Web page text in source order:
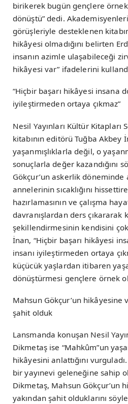
birikerek bugün gençlere
dönüştü” dedi.
görüşleriyle desteklenen
hikâyesi olmadığını belirten
insanın azimle ulaşabileceği
hikâyesi var” ifadelerini
“Hiçbir başarı hikâyesi insana
iyileştirmeden ortaya çıkmaz”
Nesil Yayınları Kültür Kitapları
kitabının editörü Tuğba Akbey
yaşanmışlıklarla değil, o
sonuçlarla değer kazandığını
Gökçur’un askerlik döneminde
annelerinin sıcaklığını
hazırlamasının ve çalışma
davranışlardan ders çıkararak
şekillendirmesinin kendisini
İnan, “Hiçbir başarı hikâyesi
insanı iyileştirmeden ortaya
küçücük yaşlardan itibaren
dönüştürmesi gençlere örnek
Mahsun Gökçur’un hikâyesine
şahit olduk
Lansmanda konuşan Nesil
Dikmetaş ise “Mahkûm”un
hikâyesini anlattığını
bir yayınevi geleneğine sahip
Dikmetaş, Mahsun Gökçur’un
yakından şahit olduklarını